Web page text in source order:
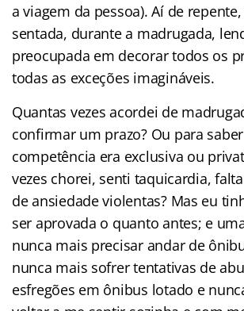
a viagem da pessoa). Aí de
sentada, durante a madrugada,
preocupada em decorar todos os
todas as exceções imagináveis.
Quantas vezes acordei de
confirmar um prazo? Ou para
competência era exclusiva ou
vezes chorei, senti taquicardia,
de ansiedade violentas? Mas eu
ser aprovada o quanto antes; e
nunca mais precisar andar de
nunca mais sofrer tentativas de
esfregões em ônibus lotado e